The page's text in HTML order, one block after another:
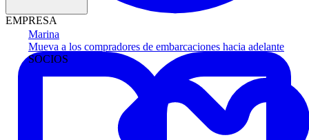
Marina
Mueva a los compradores de embarcaciones hacia adelante
SOCIOS
EMPRESA